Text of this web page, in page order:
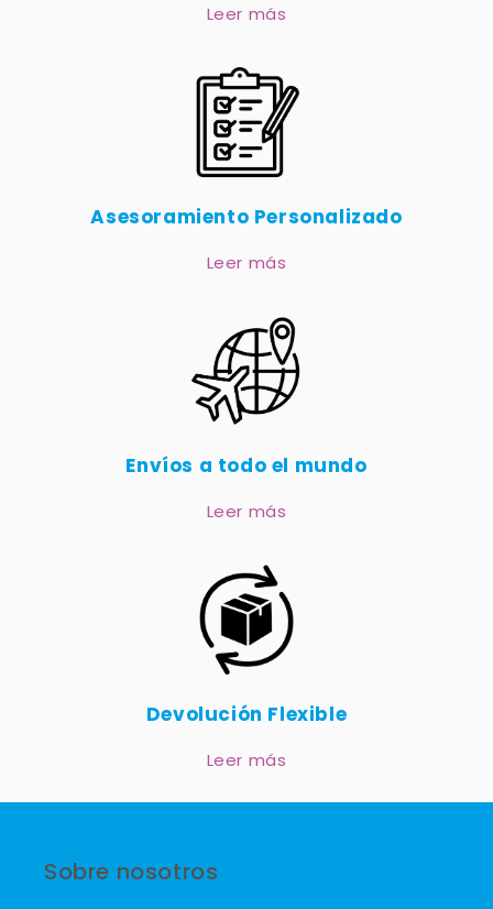
Leer más
Asesoramiento Personalizado
Leer más
Envíos a todo el mundo
Leer más
Devolución Flexible
Leer más
Sobre nosotros